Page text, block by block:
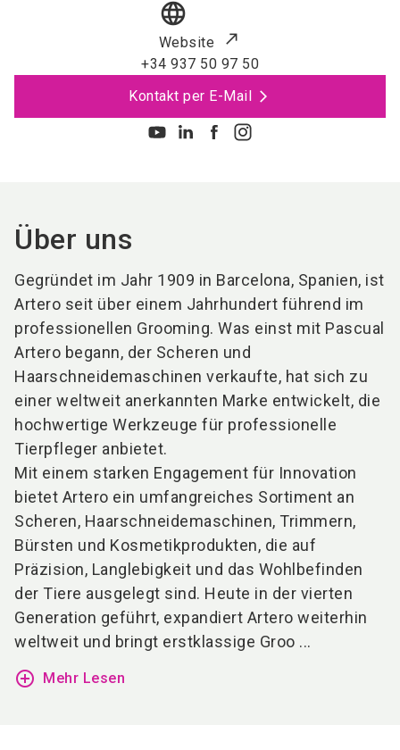
language
Website
+34 937 50 97 50
Kontakt per E-Mail
Über uns
Gegründet im Jahr 1909 in Barcelona, Spanien, ist
Artero seit über einem Jahrhundert führend im
professionellen Grooming. Was einst mit Pascual
Artero begann, der Scheren und
Haarschneidemaschinen verkaufte, hat sich zu
einer weltweit anerkannten Marke entwickelt, die
hochwertige Werkzeuge für professionelle
Tierpfleger anbietet.
Mit einem starken Engagement für Innovation
bietet Artero ein umfangreiches Sortiment an
Scheren, Haarschneidemaschinen, Trimmern,
Bürsten und Kosmetikprodukten, die auf
Präzision, Langlebigkeit und das Wohlbefinden
der Tiere ausgelegt sind. Heute in der vierten
Generation geführt, expandiert Artero weiterhin
weltweit und bringt erstklassige Groo ...
add_circle_outline Mehr Lesen